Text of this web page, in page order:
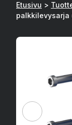
Etusivu >
palkkilevysarja